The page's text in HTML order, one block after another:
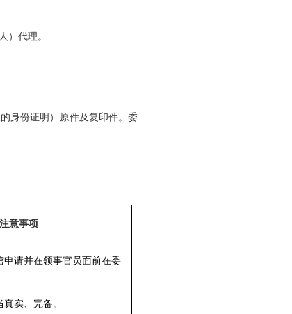
）代理。
身份证明）原件及复印件。委
注意事项
申请并在领事官员面前在委
实、完备。